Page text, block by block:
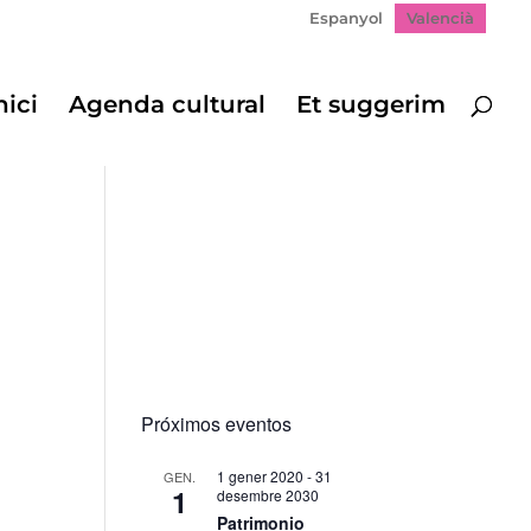
Espanyol Valencià
Agenda cultural Et suggerim
Próximos eventos
GEN.
1
1 gener 2020 -31
desembre 2030
Patrimonio